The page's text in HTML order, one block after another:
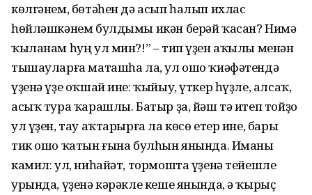
көлгәнем, бөтәһен дә асып һалып ихлас
һөйләшкәнем булдымы икән берәй ҡасан? Нимә
ҡыланам һуң ул мин?!” – тип үҙен аҡылы менән
тышауларға маташһа ла, ул ошо ҡиәфәтендә
үҙенә үҙе оҡшай ине: ҡыйыу, үткер һүҙле, алсаҡ,
асыҡ тура ҡарашлы. Батыр ҙа, йәш тә итеп тойҙо
ул үҙен, тау аҡтарырға ла көсө етер ине, бары
тик ошо ҡатын ғына булһын янында. Иманы
камил: ул, ниһайәт, тормошта үҙенә тейешле
урында, үҙенә кәрәкле кеше янында, ә ҡырыҫ